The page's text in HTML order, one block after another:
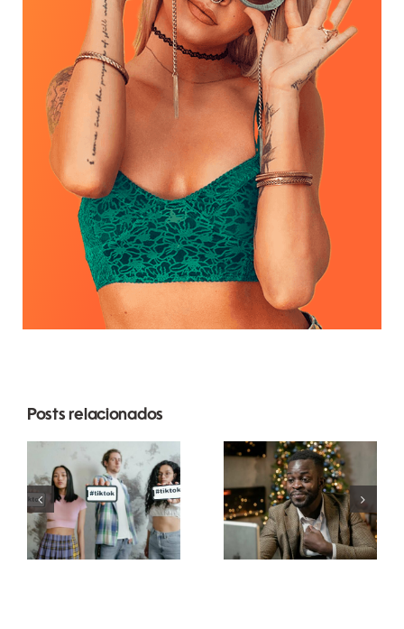
Posts relacionados
Melhores
aplicativos
de edição
de vídeo
para criar
obras-
Como
ocultar
seguidores
no LinkedIn
para manter
a